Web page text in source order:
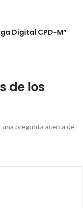
Digital CPD-M”
de los
una pregunta acerca de